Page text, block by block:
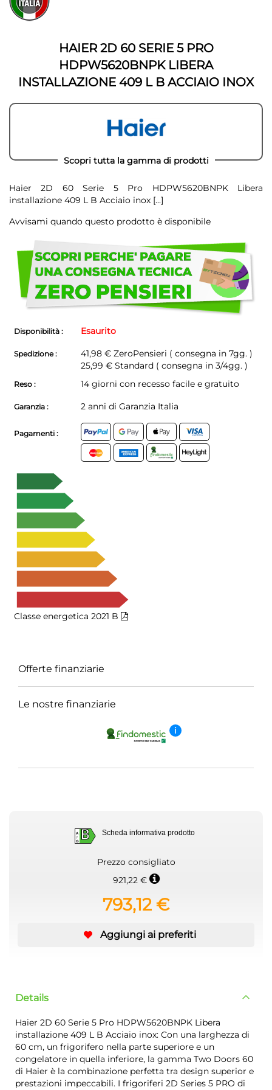
fine
della
della
galleria
HAIER 2D 60 SERIE 5 PRO
HDPW5620BNPK LIBERA
INSTALLAZIONE 409 L B ACCIAIO INOX
Scopri tutta la gamma di prodotti
Haier 2D 60 Serie 5 Pro HDPW5620BNPK Libera
installazione 409 L B Acciaio inox [...]
Avvisami quando questo prodotto è disponibile
Scegli
di
non
avere
problemi!
Disponibilità : Esaurito
Spedizione : 41,98 € ZeroPensieri ( consegna in 7gg. )
25,99 € Standard ( consegna in 3/4gg. )
Reso : 14 giorni con recesso facile e gratuito
Garanzia : 2 anni di Garanzia Italia
Pagamenti :
Classe energetica 2021 B
A
G B Scheda informativa prodotto
Prezzo consigliato
921,22 €
793,12 €
Aggiungi ai preferiti
Offerte finanziarie
Le nostre finanziarie
i
Details
Haier 2D 60 Serie 5 Pro HDPW5620BNPK Libera
installazione 409 L B Acciaio inox: Con una larghezza di
60 cm, un frigorifero nella parte superiore e un
congelatore in quella inferiore, la gamma Two Doors 60
di Haier è la combinazione perfetta tra design superior e
prestazioni impeccabili. I frigoriferi 2D Series 5 PRO di